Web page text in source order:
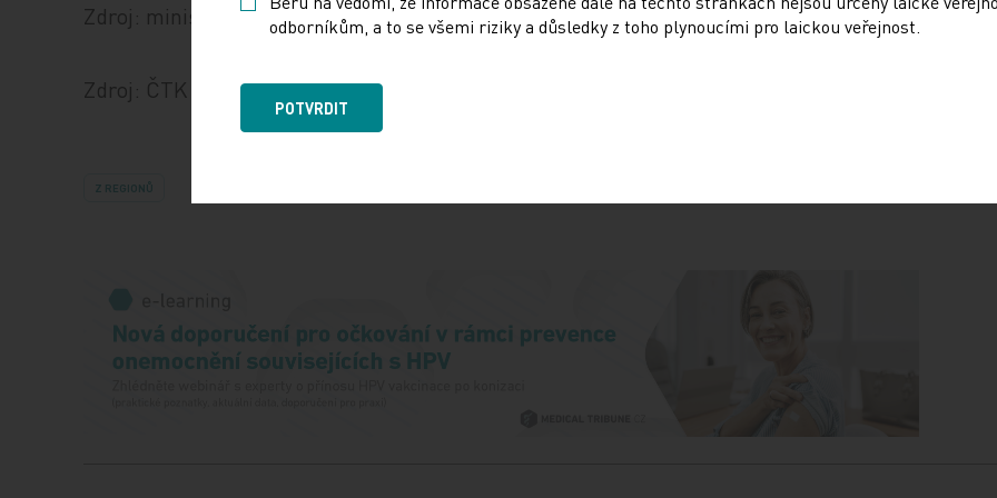
Zdroj: ministerstvo zdravotnictví
Zdroj: ČTK
Z REGIONŮ
odborníkům, a to se všemi riziky a důsledky z toho plynoucími pro laickou veřejnost.
POTVRDIT